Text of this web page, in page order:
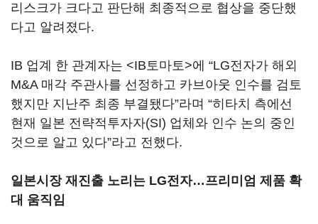
리스크가 크다고 판단해 최종적으로 협상을 중단했
다고 알려졌다.
IB 업계 한 관계자는 <IB토마토>에 “LG전자가 해외
M&A 매각 주관사를 선정하고 카브아웃 인수를 검토
했지만 지난주 최종 부결됐다”라며 “히타치 측에선
현재 일본 전략적투자자(SI) 업체와 인수 논의 중인
것으로 알고 있다”라고 전했다.
일본시장 재진출 노리는 LG전자…프리미엄 제품 확
대 움직임